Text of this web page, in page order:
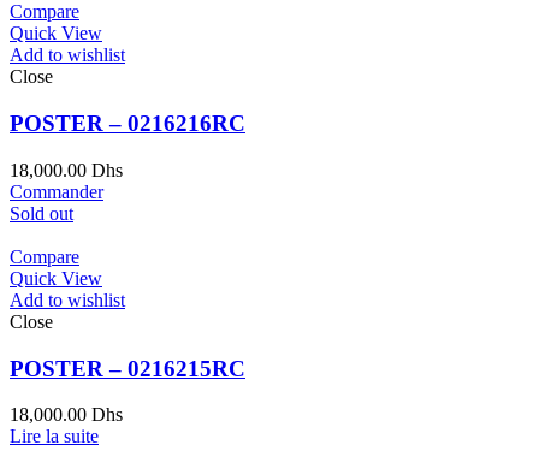
Compare
Quick View
Add to wishlist
Close
POSTER – 0216216RC
18,000.00 Dhs
Commander
Sold out
Compare
Quick View
Add to wishlist
Close
POSTER – 0216215RC
18,000.00 Dhs
Lire la suite